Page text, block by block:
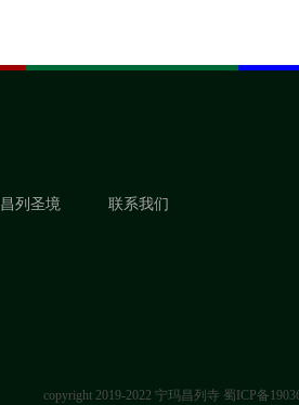
昌列圣境 联系我们
copyright 2019-2022 宁玛昌列寺 蜀ICP备